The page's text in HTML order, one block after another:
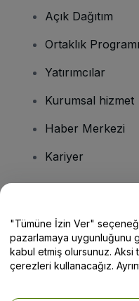
Açık Dağıtım
Ortaklık Programı
Yatırımcılar
Kurumsal hizmet
Haber Merkezi
Kariyer
Yardım Merkezi /
"Tümüne İzin Ver"
pazarlamaya uygunluğunu
kabul etmiş olursunuz.
çerezleri kullanacağız.